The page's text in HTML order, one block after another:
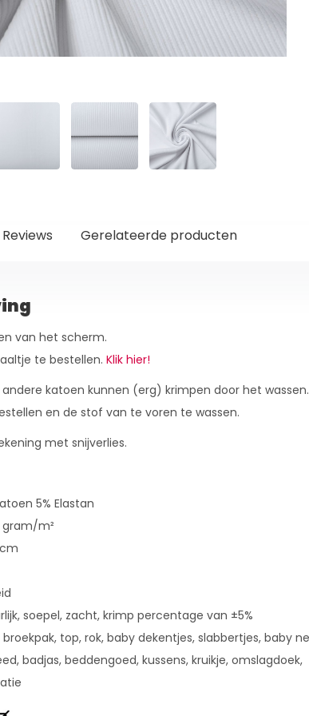
Reviews Gerelateerde producten
van het scherm.
te bestellen. Klik hier!
katoen kunnen (erg) krimpen door het
en de stof van te voren te wassen.
met snijverlies.
5% Elastan
gram/m²
soepel, zacht, krimp percentage van ±5%
broekpak, top, rok, baby dekentjes, slabbertjes, baby
badjas, beddengoed, kussens, kruikje, omslagdoek,